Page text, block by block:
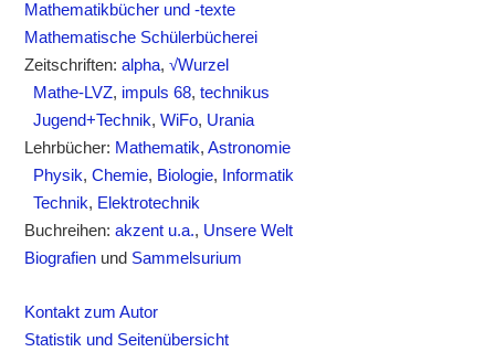
Mathematikbücher und -texte
Mathematische Schülerbücherei
Zeitschriften:alpha,√Wurzel
Mathe-LVZ, impuls 68,technikus
Jugend+Technik,WiFo, Urania
Lehrbücher: Mathematik,Astronomie
Physik,Chemie, Biologie,
Informatik
Technik, Elektrotechnik
Buchreihen:akzent u.a., Unsere Welt
Biografien und Sammelsurium
Kontakt zum Autor
Statistik und Seitenübersicht